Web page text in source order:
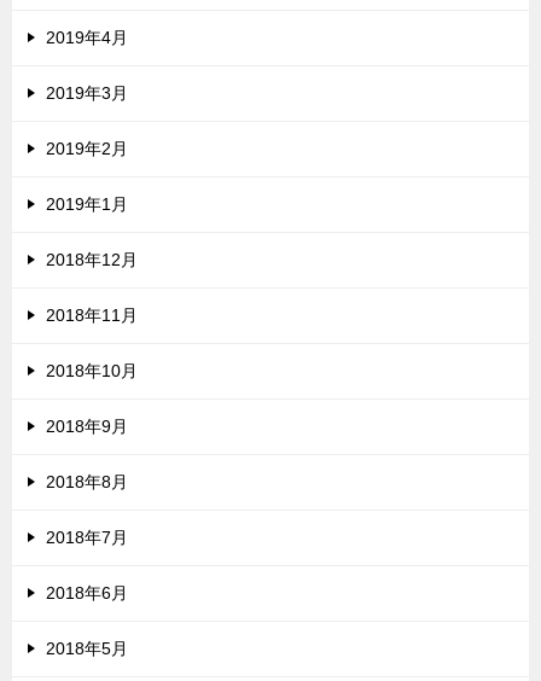
2019年4月
2019年3月
2019年2月
2019年1月
2018年12月
2018年11月
2018年10月
2018年9月
2018年8月
2018年7月
2018年6月
2018年5月